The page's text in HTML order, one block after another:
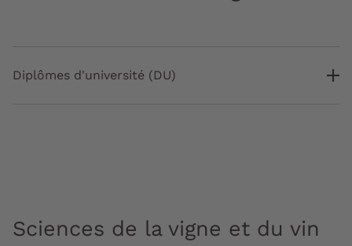
Diplômes d'université (DU)
Sciences de la vigne et du vin